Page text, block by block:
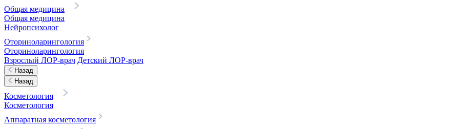
Общая медицина
Общая медицина
Нейропсихолог
Оториноларингология
Оториноларингология
Взрослый ЛОР-врач Детский ЛОР-врач
Назад
Назад
Косметология
Косметология
Аппаратная косметология